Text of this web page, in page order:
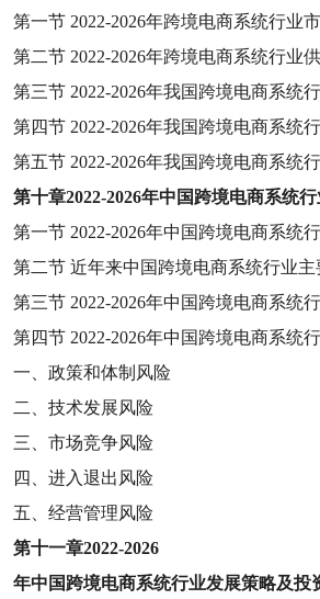
第一节 2022-2026年跨境电商系统行业
第二节 2022-2026年跨境电商系统行业
第三节 2022-2026年我国跨境电商系统
第四节 2022-2026年我国跨境电商系统
第五节 2022-2026年我国跨境电商系统
第十章2022-2026年中国跨境电商系统
第一节 2022-2026年中国跨境电商系统
第二节 近年来中国跨境电商系统行业
第三节 2022-2026年中国跨境电商系统
第四节 2022-2026年中国跨境电商系统
一、政策和体制风险
二、技术发展风险
三、市场竞争风险
四、进入退出风险
五、经营管理风险
第十一章2022-2026
年中国跨境电商系统行业发展策略及投